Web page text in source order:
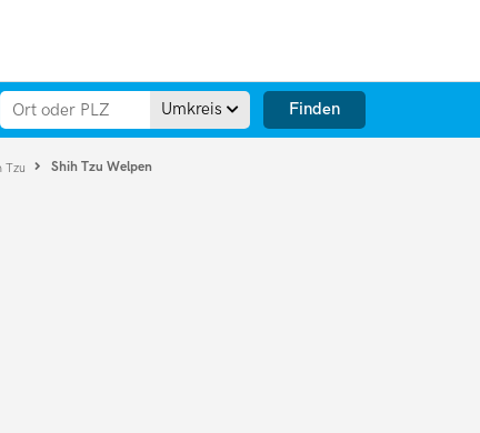
Umkreis Finden
Tzu Shih Tzu Welpen